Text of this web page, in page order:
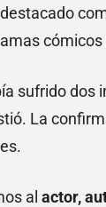
sufrido
La
al actor,